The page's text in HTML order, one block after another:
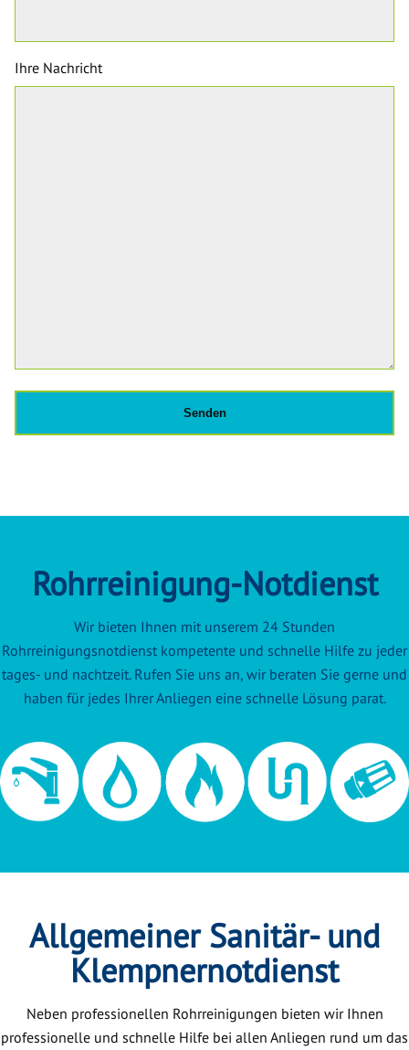
Ihre Nachricht
Rohrreinigung-Notdienst
Wir bieten Ihnen mit unserem 24 Stunden
Rohrreinigungsnotdienst kompetente und schnelle Hilfe zu jeder
tages- und nachtzeit. Rufen Sie uns an, wir beraten Sie gerne und
haben für jedes Ihrer Anliegen eine schnelle Lösung parat.
Allgemeiner Sanitär- und
Klempnernotdienst
Neben professionellen Rohrreinigungen bieten wir Ihnen
professionelle und schnelle Hilfe bei allen Anliegen rund um das